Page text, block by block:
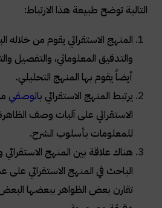
التالية توضح طبيعة هذا الارتباط:
المنهج الاستقرائي يقوم من خلاله
والتدقيق المعلوماتي، والتفصيل
أيضاً يقوم بها المنهج التحليلي.
يرتبط المنهج الاستقرائي بالوصفي
الاستقرائي على آليات وصف
للمعلومات بأسلوب الشرح.
هناك علاقة بين المنهج
الباحث في المنهج الاستقرائي
تقارن بعض الظواهر ببعضها